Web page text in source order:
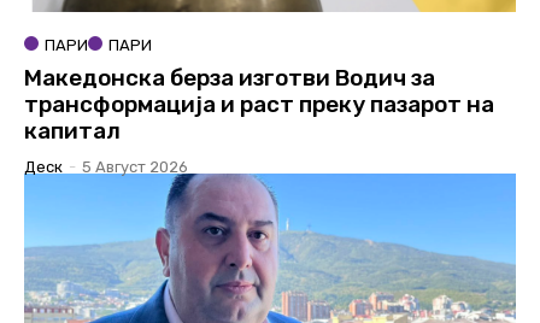
ПАРИ ПАРИ
Македонска берза изготви Водич за
трансформација и раст преку пазарот на
капитал
Деск - 5 Август 2026